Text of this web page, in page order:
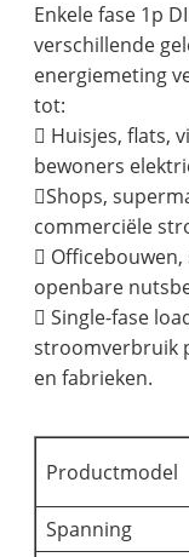
Enkele fase 1p
verschillende
energiemeting
tot:
 Huisjes, flats,
bewoners
Shops,
commerciële

openbare
 Single-fase
stroomverbruik
en fabrieken.
Productmodel
Spanning